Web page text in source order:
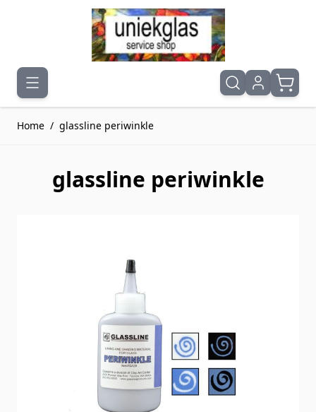
Ga naar de inhoud
Home / glassline periwinkle
glassline periwinkle